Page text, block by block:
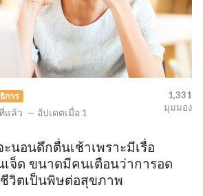
การ
แล้ว — อัปเดตเมื่อ 1
1,331
มุมมอง
นอนดึกตื่นเช้าเพราะมีเรื่อ
จ็ด ขนาดมีคนเตือนว่าการอด
วิตเป็นพิษต่อสุขภาพ